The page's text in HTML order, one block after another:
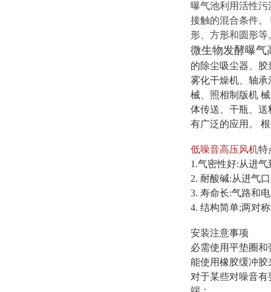
曝气池利用活性
接触的混合条件
形、方形和圆形等
微生物发酵曝气
的除尘吸尘器、
雾化干燥机、轴
械、照相制版机
体传送、干瓶、
有广泛的应用。
低噪音高压风机特
1.气密性好:从进
2. 耐酸碱:从进气
3. 寿命长:气路和
4. 结构简单;两对
安装注意事项
必需使用平垫圈
能使用橡胶缓冲
对于某些对噪音
端；